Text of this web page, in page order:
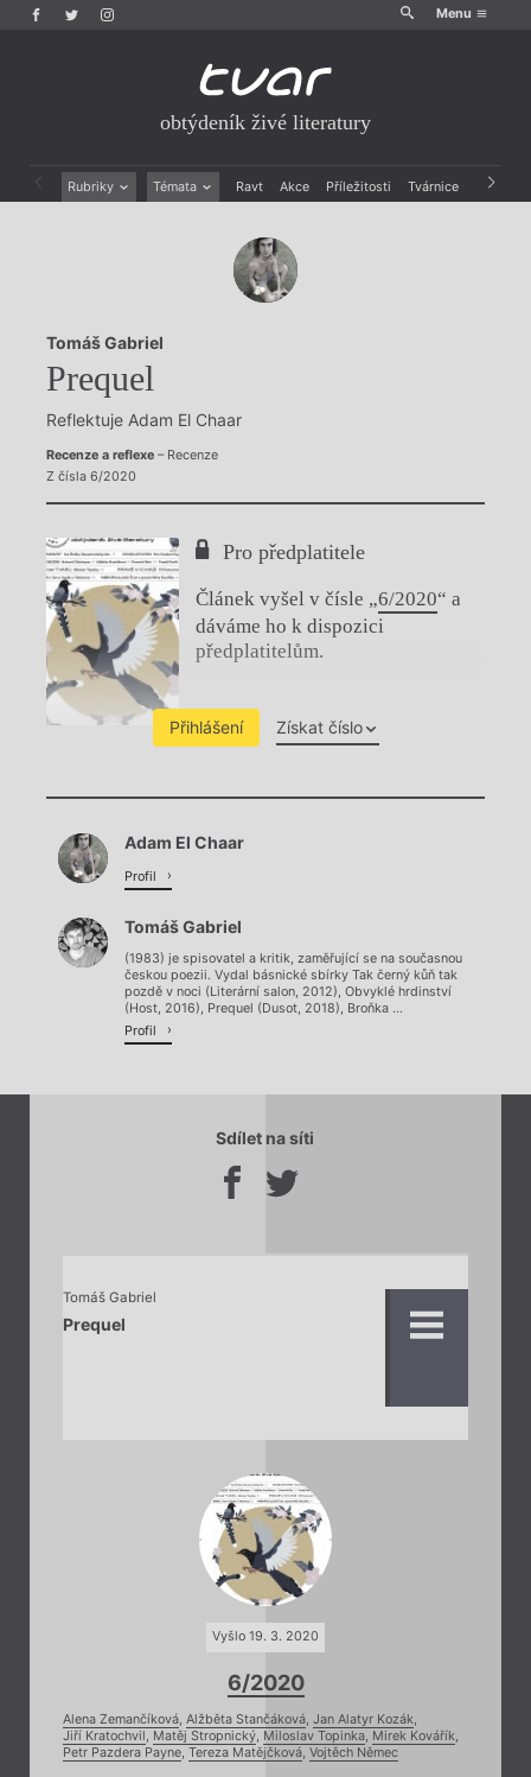
Menu
obtýdeník živé literatury
Rubriky Témata Ravt Akce Příležitosti Tvárnice Archiv
Rozhovory
Dokument
Výroční ceny
Tomáš Gabriel
Prequel
Reflektuje Adam El Chaar
Recenze a reflexe– Recenze
Z čísla 6/2020
Pro předplatitele
Článek vyšel v čísle „6/2020“ a
dáváme ho k dispozici
předplatitelům.
Přihlášení Získat číslo
Chviličku.
Načítá se.
Adam El Chaar
Profil
Tomáš Gabriel
(1983) je spisovatel a kritik, zaměřující se na současnou
českou poezii. Vydal básnické sbírky Tak černý kůň tak
pozdě v noci (Literární salon, 2012), Obvyklé hrdinství
(Host, 2016), Prequel (Dusot, 2018), Broňka ...
Profil
Sdílet na síti
Tomáš Gabriel
Prequel
Vyšlo 19. 3. 2020
6/2020
Alena Zemančíková, Alžběta Stančáková, Jan Alatyr Kozák,
Jiří Kratochvil, Matěj Stropnický, Miloslav Topinka, Mirek Kovářík,
Petr Pazdera Payne, Tereza Matějčková, Vojtěch Němec